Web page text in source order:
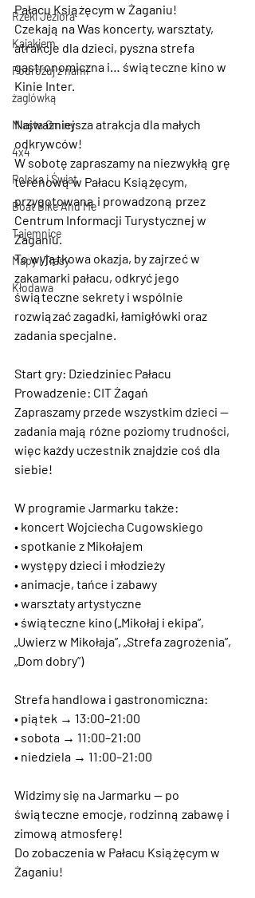
Rzeki Jeziora
Kajakiem
Podróżuj z nami
żaglówką
Miasta Gminy
4x4
Polska i Świat
Boat Bike And Me
Tajemnice
Mapy i Trasy
Kłodawa
Pałacu Książęcym w Żaganiu!
Czekają na Was koncerty, warsztaty,
atrakcje dla dzieci, pyszna strefa
gastronomiczna i… świąteczne kino w
Kinie Inter.
Najważniejsza atrakcja dla małych
odkrywców!
W sobotę zapraszamy na niezwykłą grę
terenową w Pałacu Książęcym,
przygotowaną i prowadzoną przez
Centrum Informacji Turystycznej w
Żaganiu.
To wyjątkowa okazja, by zajrzeć w
zakamarki pałacu, odkryć jego
świąteczne sekrety i wspólnie
rozwiązać zagadki, łamigłówki oraz
zadania specjalne.
Start gry: Dziedziniec Pałacu
Prowadzenie: CIT Żagań
Zapraszamy przede wszystkim dzieci —
zadania mają różne poziomy trudności,
więc każdy uczestnik znajdzie coś dla
siebie!
W programie Jarmarku także:
• koncert Wojciecha Cugowskiego
• spotkanie z Mikołajem
• występy dzieci i młodzieży
• animacje, tańce i zabawy
• warsztaty artystyczne
• świąteczne kino („Mikołaj i ekipa”,
„Uwierz w Mikołaja”, „Strefa zagrożenia”,
„Dom dobry”)
Strefa handlowa i gastronomiczna:
• piątek → 13:00–21:00
• sobota → 11:00–21:00
• niedziela → 11:00–21:00
Widzimy się na Jarmarku — po
świąteczne emocje, rodzinną zabawę i
zimową atmosferę!
Do zobaczenia w Pałacu Książęcym w
Żaganiu!